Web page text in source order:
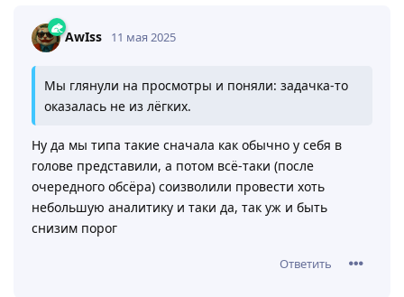
AwIss 11 мая 2025
Мы глянули на просмотры и поняли: задачка-то
оказалась не из лёгких.
Ну да мы типа такие сначала как обычно у себя в
голове представили, а потом всё-таки (после
очередного обсёра) соизволили провести хоть
небольшую аналитику и таки да, так уж и быть
снизим порог
Ответить